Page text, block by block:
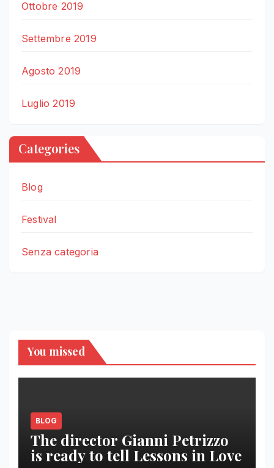
Ottobre 2019
Settembre 2019
Agosto 2019
Luglio 2019
Categories
Blog
Festival
Senza categoria
You missed
BLOG
The director Gianni Petrizzo
is ready to tell Lessons in Love